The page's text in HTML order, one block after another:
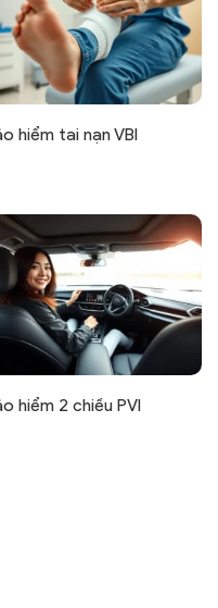
hiểm tai nạn VBI
hiểm 2 chiều PVI